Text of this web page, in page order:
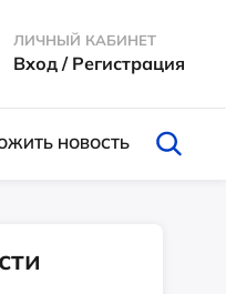
ЛИЧНЫЙ КАБИНЕТ
Вход / Регистрация
НОВОСТЬ